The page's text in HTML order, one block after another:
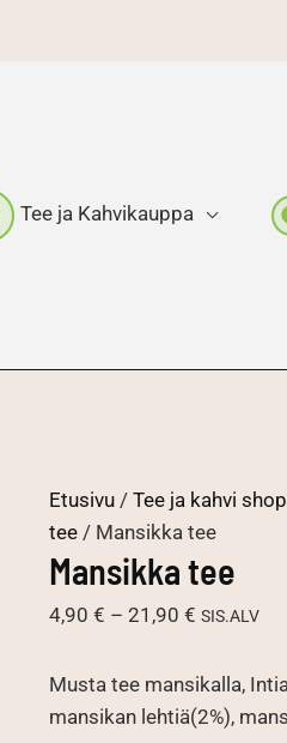
Tee ja Kahvikauppa
Etusivu / Tee ja kahvi shop
tee / Mansikka tee
Mansikka tee
4,90 € – 21,90 €
-
21,90 €
SIS.ALV
Musta tee mansikalla,
mansikan lehtiä(2%),